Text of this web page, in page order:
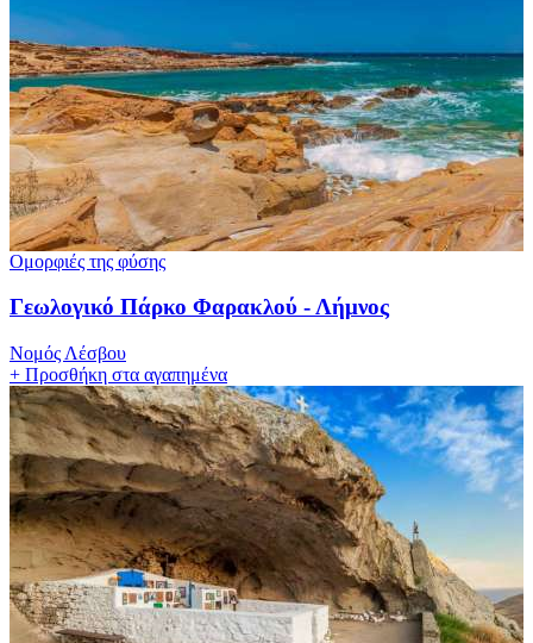
Ομορφιές της φύσης
Γεωλογικό Πάρκο Φαρακλού - Λήμνος
Νομός Λέσβου
+ Προσθήκη στα αγαπημένα